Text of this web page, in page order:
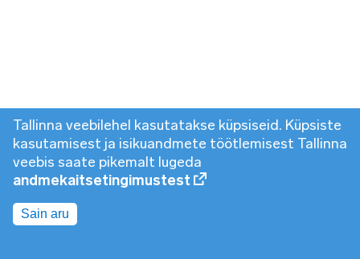
Tallinna veebilehel kasutatakse küpsiseid. Küpsiste
kasutamisest ja isikuandmete töötlemisest Tallinna
veebis saate pikemalt lugeda
andmekaitsetingimustest
Sain aru